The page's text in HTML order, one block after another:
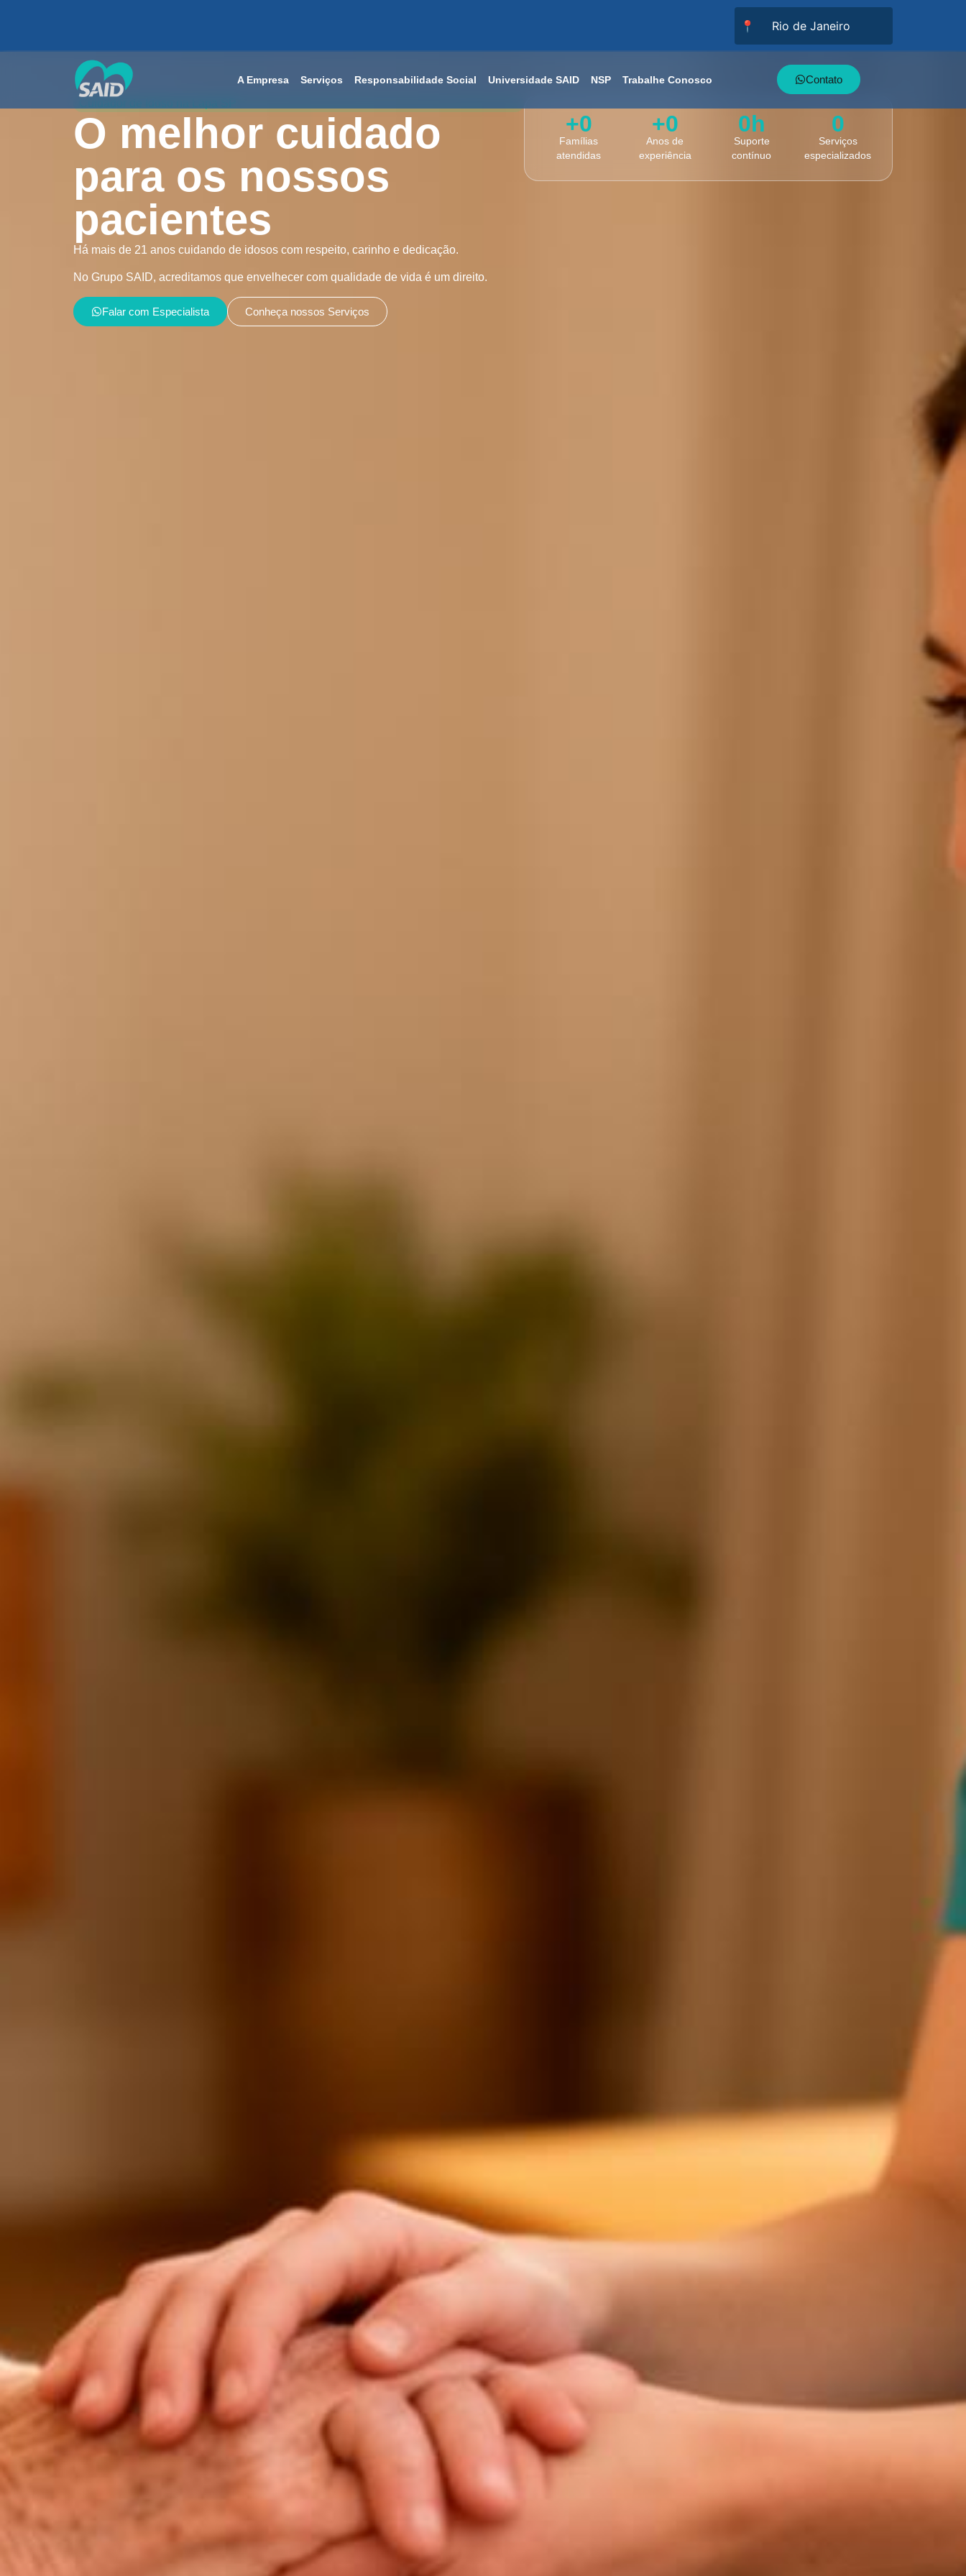
📍
A Empresa Serviços Responsabilidade Social Universidade SAID NSP Trabalhe Conosco
Contato
O melhor cuidado
para os nossos
pacientes
Há mais de 21 anos cuidando de idosos com respeito, carinho e dedicação.
No Grupo SAID, acreditamos que envelhecer com qualidade de vida é um direito.
Falar com Especialista Conheça nossos Serviços
Famílias
atendidas
+0
Anos de
experiência
+0
Suporte
contínuo
0h
Serviços
especializados
0